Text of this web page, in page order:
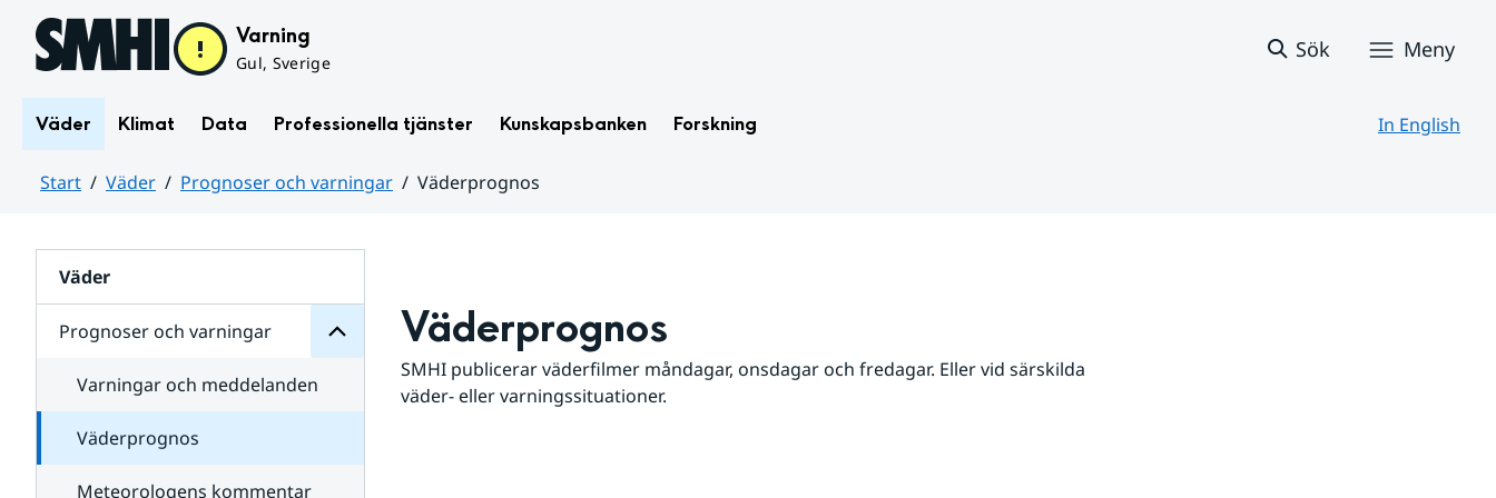
Hoppa till sidans innehåll Varning
Gul, Sverige
Sök Meny
Väder Klimat Data Professionella tjänster Kunskapsbanken Forskning In English
Start Väder Prognoser och varningar
Väderprognos
Väder
Prognoser och varningar
för
varningar
Varningar och meddelanden
Väderprognos
Meteorologens kommentar
Väderprognos
SMHI publicerar väderfilmer måndagar, onsdagar och fredagar. Eller vid särskilda
väder- eller varningssituationer.